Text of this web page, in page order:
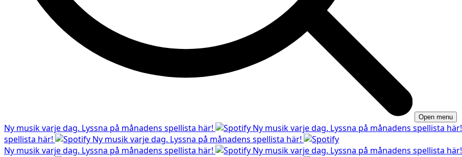
Open menu
Ny musik varje dag. Lyssna på månadens spellista här! Ny musik varje dag. Lyssna på månadens spellista här!
spellista här!
Ny musik varje dag. Lyssna på månadens spellista här!
Ny musik varje dag. Lyssna på månadens spellista här!
Ny musik varje dag. Lyssna på månadens spellista här!